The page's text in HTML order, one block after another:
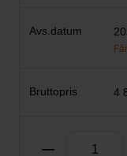
4
Ta bort